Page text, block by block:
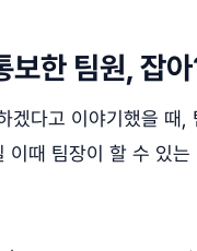
보한 팀원, 잡
겠다고 이야기했을 때,
이때 팀장이 할 수 있